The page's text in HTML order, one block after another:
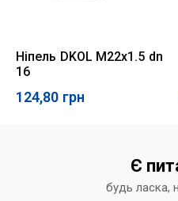
Ніпель DKOL M22x1.5 dn
16
124,80 грн
Є
будь ласка,